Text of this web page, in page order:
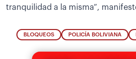
tranquilidad a la misma”,
BLOQUEOS POLICÍA BOLIVIANA